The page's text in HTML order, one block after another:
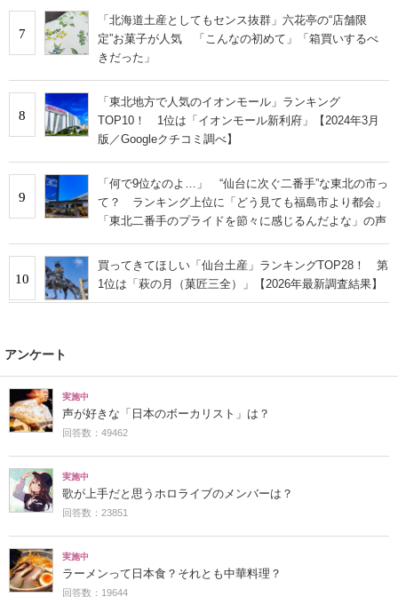
7
「北海道土産としてもセンス抜群」六花亭の“店舗限
定”お菓子が人気 「こんなの初めて」「箱買いするべ
きだった」
8
「東北地方で人気のイオンモール」ランキング
TOP10！ 1位は「イオンモール新利府」【2024年3月
版／Googleクチコミ調べ】
9
「何で9位なのよ…」 “仙台に次ぐ二番手”な東北の市っ
て？ ランキング上位に「どう見ても福島市より都会」
「東北二番手のプライドを節々に感じるんだよな」の声
10
買ってきてほしい「仙台土産」ランキングTOP28！ 第
1位は「萩の月（菓匠三全）」【2026年最新調査結果】
アンケート
実施中
声が好きな「日本のボーカリスト」は？
回答数：49462
実施中
歌が上手だと思うホロライブのメンバーは？
回答数：23851
実施中
ラーメンって日本食？それとも中華料理？
回答数：19644